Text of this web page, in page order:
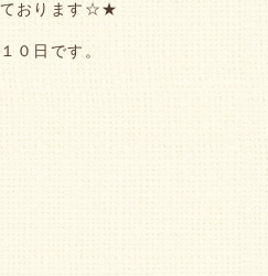
ております☆★
０日です。